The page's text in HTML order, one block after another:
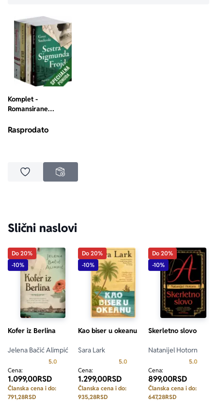
Komplet -
Romansirane
Rasprodato
Dodaj u omiljeneNEDOSTUPNO
Slični naslovi
Do 20%
-10%
Kofer iz Berlina
Jelena Bačić Alimpić
5.0 Prosecna ocena je 5.0 od 5
Cena:
1.099,00RSD
Članska cena i do:
791,28RSD
Do 20%
-10%
Kao biser u okeanu
Sara Lark
5.0 Prosecna ocena je 5.0 od 5
Cena:
1.299,00RSD
Članska cena i do:
935,28RSD
Do 20%
-10%
Skerletno slovo
Natanijel Hotorn
5.0
Cena:
899,00RSD
Članska cena i do:
647,28RSD